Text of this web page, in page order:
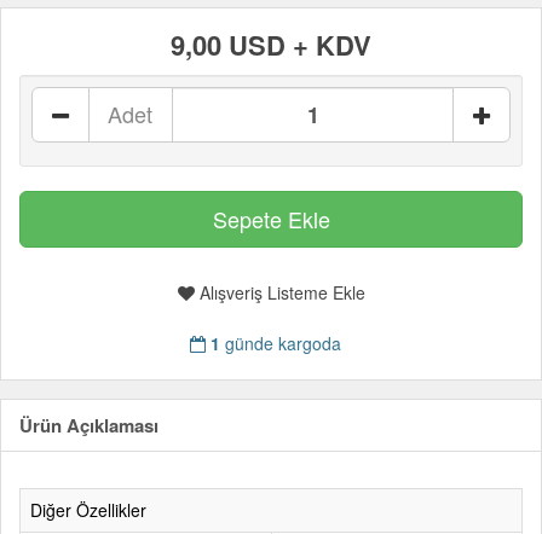
9,00 USD + KDV
Adet
Alışveriş Listeme Ekle
1 günde kargoda
Ürün Açıklaması
Diğer Özellikler